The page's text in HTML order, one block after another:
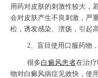
用药对皮肤的刺激性较大，
会对皮肤产生不良刺激，严
松，诱发感染、溃疡，引起
2、盲目使用口服药物
很多白癜风患者在治
物对白癜风病症见效快，使